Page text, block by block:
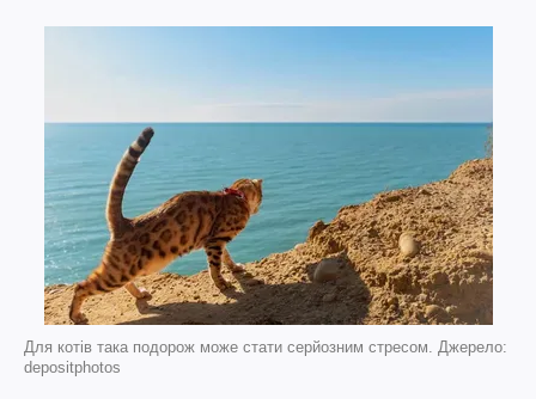
Для котів така подорож може стати серйозним стресом. Джерело:
depositphotos